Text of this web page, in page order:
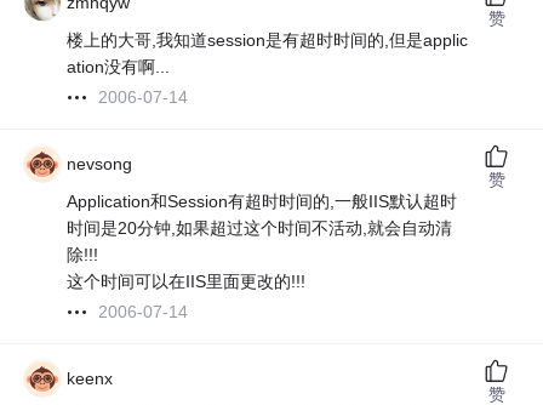
楼上的大哥,我知道session是有超时时间的,但是applic
ation没有啊...
2006-07-14
赞
nevsong
Application和Session有超时时间的,一般IIS默认超时
时间是20分钟,如果超过这个时间不活动,就会自动清
除!!!
这个时间可以在IIS里面更改的!!!
2006-07-14
赞
keenx
赞